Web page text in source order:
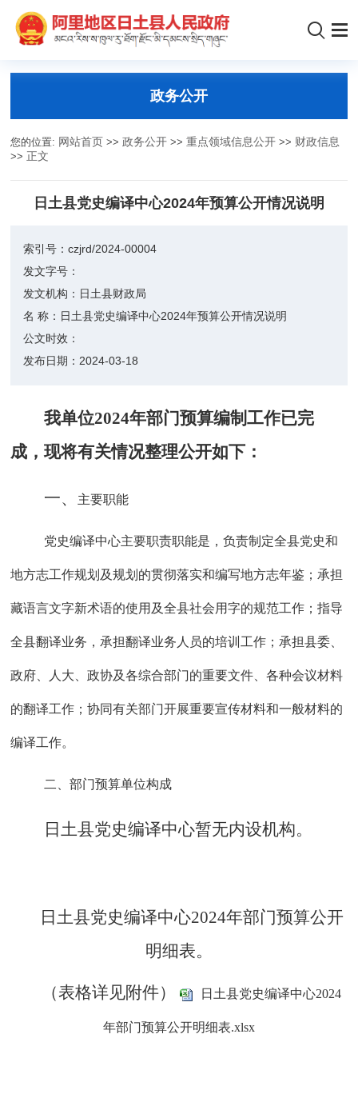
政务公开
您的位置: 网站首页 >>政务公开 >>重点领域信息公开 >> 财政信息
>> 正文
日土县党史编译中心2024年预算公开情况说明
索引号：czjrd/2024-00004
发文字号：
发文机构： 日土县财政局
名 称： 日土县党史编译中心2024年预算公开情况说明
公文时效：
发布日期： 2024-03-18
我单位2024年部门预算编制工作已完
成，现将有关情况整理公开如下：
一、 主要职能
党史编译中心主要职责职能是，负责制定全县党史和
地方志工作规划及规划的贯彻落实和编写地方志年鉴；承担
藏语言文字新术语的使用及全县社会用字的规范工作；指导
全县翻译业务，承担翻译业务人员的培训工作；承担县委、
政府、人大、政协及各综合部门的重要文件、各种会议材料
的翻译工作；协同有关部门开展重要宣传材料和一般材料的
编译工作。
二、部门预算单位构成
日土县党史编译中心暂无内设机构。
日土县党史编译中心2024年部门预算公开
明细表。
（表格详见附件） 日土县党史编译中心2024
年部门预算公开明细表.xlsx